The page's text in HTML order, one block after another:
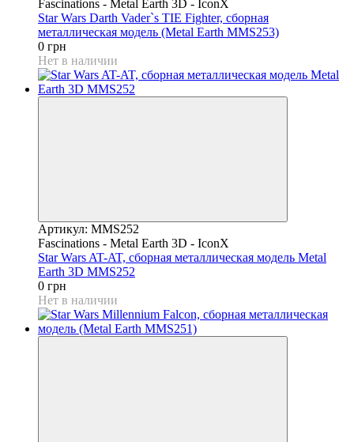
Fascinations - Metal Earth 3D - IconX
Star Wars Darth Vader`s TIE Fighter, сборная
металлическая модель (Metal Earth MMS253)
0 грн
Нет в наличии
Артикул: MMS252
Fascinations - Metal Earth 3D - IconX
Star Wars AT-AT, сборная металлическая модель Metal
Earth 3D MMS252
0 грн
Нет в наличии